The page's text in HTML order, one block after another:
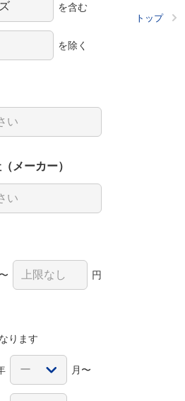
トップ
を含む
を除く
メーカー）
〜 円
ります
月〜